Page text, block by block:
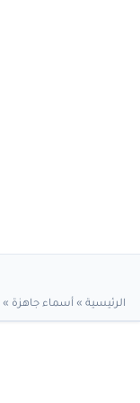
الرئيسية » أسماء جاهزة »